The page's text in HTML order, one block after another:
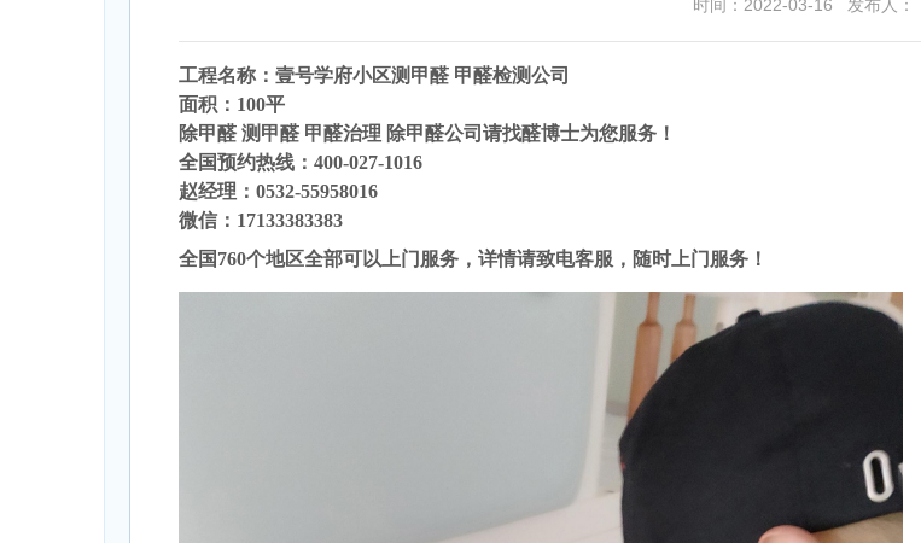
时间：2022-03-16 发布人：
工程名称：壹号学府小区测甲醛 甲醛检测公司
面积：100平
除甲醛 测甲醛 甲醛治理 除甲醛公司请找醛博士为您服务！
全国预约热线：400-027-1016
赵经理：0532-55958016
微信：17133383383
全国760个地区全部可以上门服务，详情请致电客服，随时上门服务！